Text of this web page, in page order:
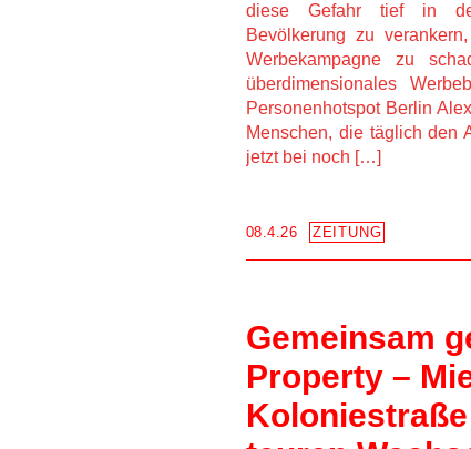
diese Gefahr tief in
Bevölkerung zu
Werbekampagne zu
überdimensionales
Personenhotspot Berlin
Menschen, die täglich den
jetzt bei noch […]
08.4.26 ZEITUNG
Gemeinsam
Property –